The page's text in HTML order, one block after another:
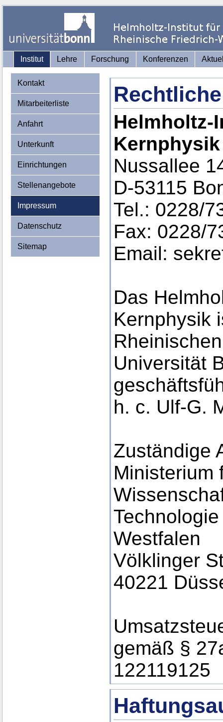
Institut Lehre Forschung Konferenzen
Kontakt
Mitarbeiterliste
Anfahrt
Unterkunft
Einrichtungen
Stellenangebote
Impressum
Datenschutz
Sitemap
Helmholtz-
Kernphysik
Nussallee
D-53115
Tel.: 0228/
Fax: 0228/
Email:
Das
Kernphysik
Universität
h. c. Ulf-G.
Zuständige
Ministerium
Westfalen
Völklinger
40221
gemäß §
122119125